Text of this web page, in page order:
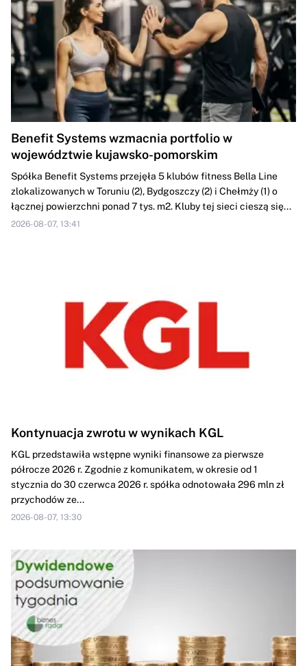
Benefit Systems wzmacnia portfolio w
województwie kujawsko-pomorskim
Spółka Benefit Systems przejęła 5 klubów fitness Bella Line
zlokalizowanych w Toruniu (2), Bydgoszczy (2) i Chełmży (1) o
łącznej powierzchni ponad 7 tys. m2. Kluby tej sieci cieszą się...
2026-08-07, 13:41
Kontynuacja zwrotu w wynikach KGL
KGL przedstawiła wstępne wyniki finansowe za pierwsze
półrocze 2026 r. Zgodnie z komunikatem, w okresie od 1
stycznia do 30 czerwca 2026 r. spółka odnotowała 296 mln zł
przychodów ze...
2026-08-07, 13:30